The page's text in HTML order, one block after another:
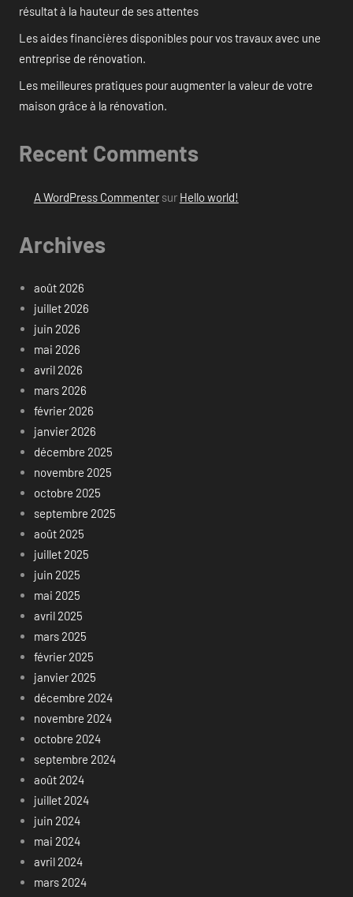
résultat à la hauteur de ses attentes
Les aides financières disponibles pour vos travaux avec une
entreprise de rénovation.
Les meilleures pratiques pour augmenter la valeur de votre
maison grâce à la rénovation.
Recent Comments
A WordPress Commentersur Hello world!
Archives
août 2026
juillet 2026
juin 2026
mai 2026
avril 2026
mars 2026
février 2026
janvier 2026
décembre 2025
novembre 2025
octobre 2025
septembre 2025
août 2025
juillet 2025
juin 2025
mai 2025
avril 2025
mars 2025
février 2025
janvier 2025
décembre 2024
novembre 2024
octobre 2024
septembre 2024
août 2024
juillet 2024
juin 2024
mai 2024
avril 2024
mars 2024